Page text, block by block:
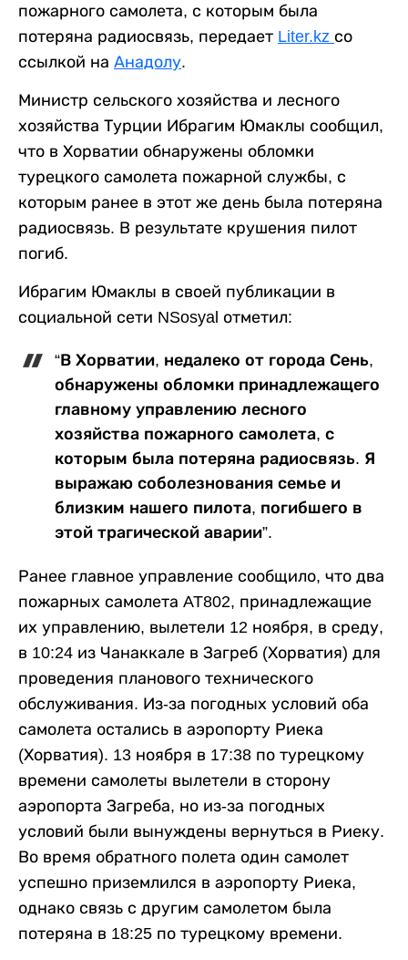
пожарного самолета, с которым была
потеряна радиосвязь, передает Liter.kz со
ссылкой на Анадолу.
Министр сельского хозяйства и лесного
хозяйства Турции Ибрагим Юмаклы сообщил,
что в Хорватии обнаружены обломки
турецкого самолета пожарной службы, с
которым ранее в этот же день была потеряна
радиосвязь. В результате крушения пилот
погиб.
Ибрагим Юмаклы в своей публикации в
социальной сети NSosyal отметил:
“В Хорватии, недалеко от города Сень,
обнаружены обломки принадлежащего
главному управлению лесного
хозяйства пожарного самолета, с
которым была потеряна радиосвязь. Я
выражаю соболезнования семье и
близким нашего пилота, погибшего в
этой трагической аварии”.
Ранее главное управление сообщило, что два
пожарных самолета AT802, принадлежащие
их управлению, вылетели 12 ноября, в среду,
в 10:24 из Чанаккале в Загреб (Хорватия) для
проведения планового технического
обслуживания. Из-за погодных условий оба
самолета остались в аэропорту Риека
(Хорватия). 13 ноября в 17:38 по турецкому
времени самолеты вылетели в сторону
аэропорта Загреба, но из-за погодных
условий были вынуждены вернуться в Риеку.
Во время обратного полета один самолет
успешно приземлился в аэропорту Риека,
однако связь с другим самолетом была
потеряна в 18:25 по турецкому времени.